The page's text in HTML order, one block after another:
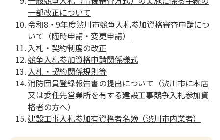
一部改正について
令和8・9年度渋川市競争入札参加資格審査申請につ
いて（随時申請・変更申請）
入札・契約制度の改正
競争入札参加資格申請関係様式
入札・契約関係規則等
消防団員登録報告書の提出について（渋川市に本店
又は委任先営業所を有する建設工事競争入札参加資
格者の方へ）
建設工事入札参加有資格者名簿（渋川市内業者）